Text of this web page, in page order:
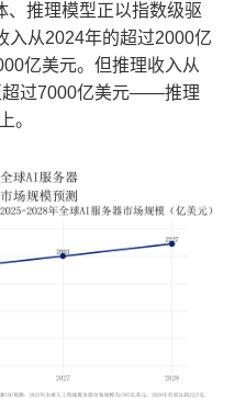
、推理模型正以指数级驱
入从2024年的超过2000亿
亿美元。但推理收入从
超过7000亿美元——推理
。